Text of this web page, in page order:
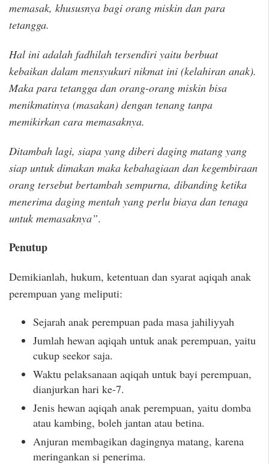
memasak, khususnya bagi orang miskin dan para
tetangga.
Hal ini adalah fadhilah tersendiri yaitu berbuat
kebaikan dalam mensyukuri nikmat ini (kelahiran anak).
Maka para tetangga dan orang-orang miskin bisa
menikmatinya (masakan) dengan tenang tanpa
memikirkan cara memasaknya.
Ditambah lagi, siapa yang diberi daging matang yang
siap untuk dimakan maka kebahagiaan dan kegembiraan
orang tersebut bertambah sempurna, dibanding ketika
menerima daging mentah yang perlu biaya dan tenaga
untuk memasaknya”.
Penutup
Demikianlah, hukum, ketentuan dan syarat aqiqah anak
perempuan yang meliputi:
Sejarah anak perempuan pada masa jahiliyyah
Jumlah hewan aqiqah untuk anak perempuan, yaitu
cukup seekor saja.
Waktu pelaksanaan aqiqah untuk bayi perempuan,
dianjurkan hari ke-7.
Jenis hewan aqiqah anak perempuan, yaitu domba
atau kambing, boleh jantan atau betina.
Anjuran membagikan dagingnya matang, karena
meringankan si penerima.